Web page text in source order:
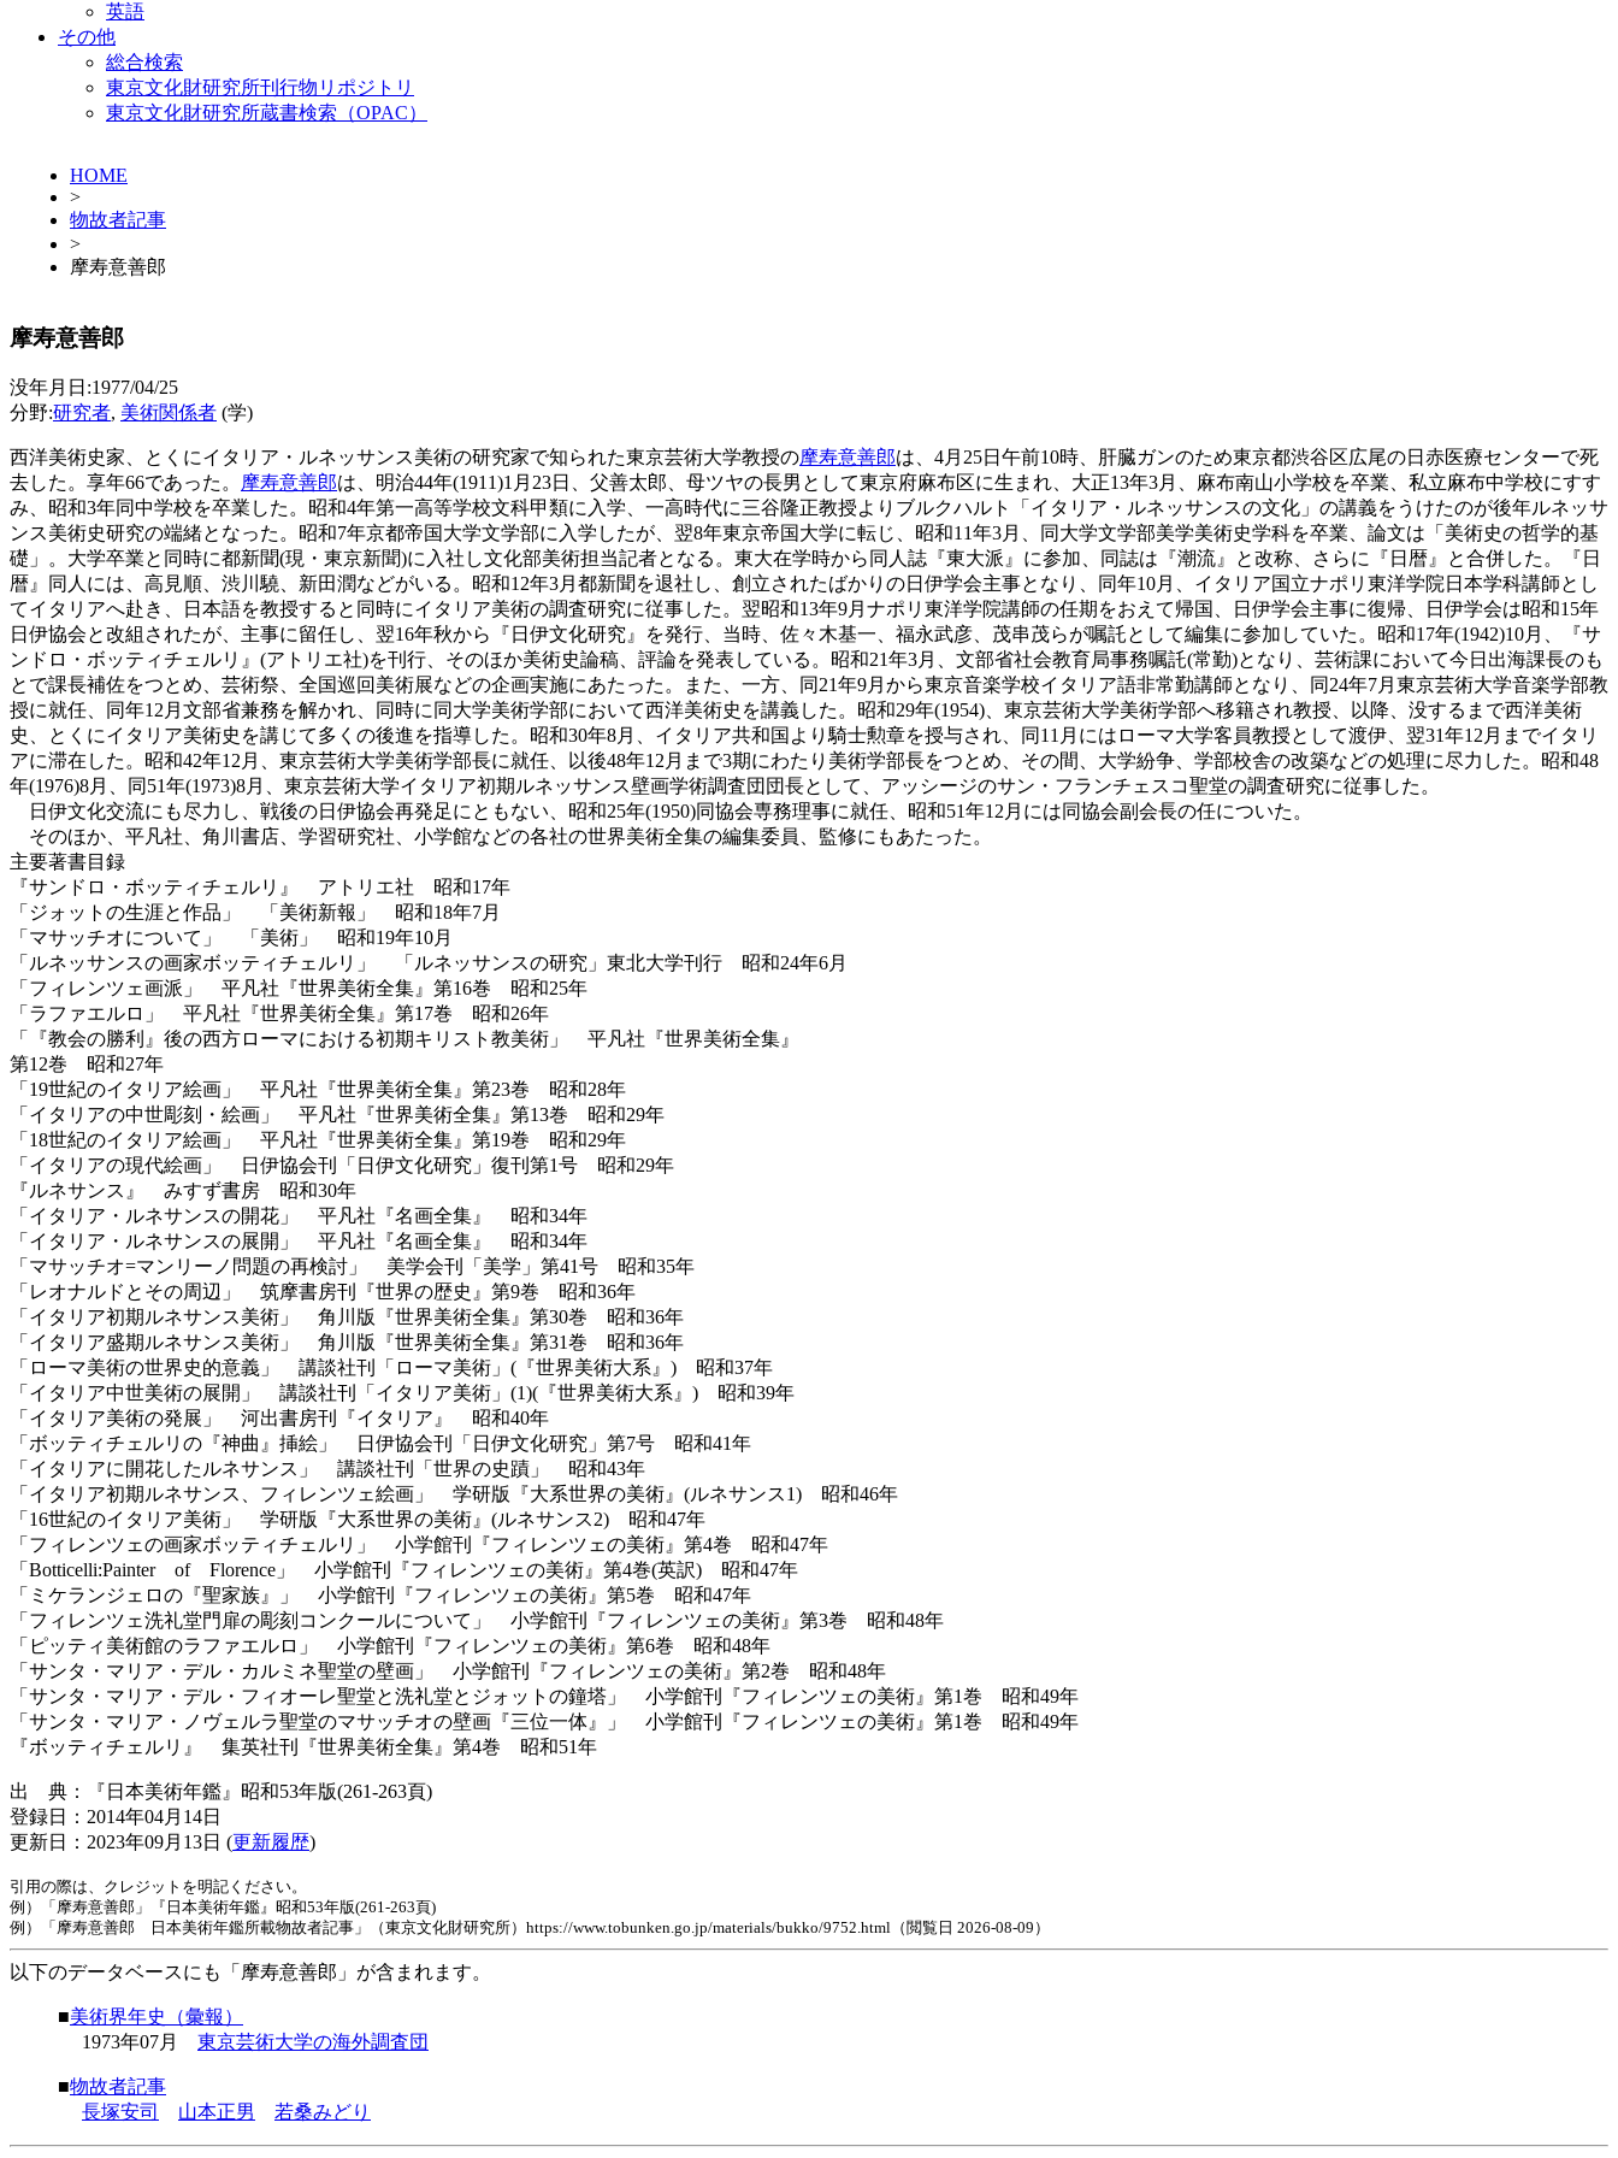
英語
その他
総合検索
東京文化財研究所刊行物リポジトリ
東京文化財研究所蔵書検索（OPAC）
HOME
>
物故者記事
>
摩寿意善郎
摩寿意善郎
没年月日:1977/04/25
分野:研究者, 美術関係者 (学)
西洋美術史家、とくにイタリア・ルネッサンス美術の研究家で知られた東京芸術大学教授の摩寿意善郎は、4月25日午前10時、肝臓ガンのため東京都渋谷区広尾の日赤医療センターで死
去した。享年66であった。
摩寿意善郎は、明治44年(1911)1月23日、父善太郎、母ツヤの長男として東京府麻布区に生まれ、大正13年3月、麻布南山小学校を卒業、私立麻布中学校にすす
み、昭和3年同中学校を卒業した。昭和4年第一高等学校文科甲類に入学、一高時代に三谷隆正教授よりブルクハルト「イタリア・ルネッサンスの文化」の講義をうけたのが後年ルネッサ
ンス美術史研究の端緒となった。昭和7年京都帝国大学文学部に入学したが、翌8年東京帝国大学に転じ、昭和11年3月、同大学文学部美学美術史学科を卒業、論文は「美術史の哲学的基
礎」。大学卒業と同時に都新聞(現・東京新聞)に入社し文化部美術担当記者となる。東大在学時から同人誌『東大派』に参加、同誌は『潮流』と改称、さらに『日暦』と合併した。『日
暦』同人には、高見順、渋川驍、新田潤などがいる。昭和12年3月都新聞を退社し、創立されたばかりの日伊学会主事となり、同年10月、イタリア国立ナポリ東洋学院日本学科講師とし
てイタリアへ赴き、日本語を教授すると同時にイタリア美術の調査研究に従事した。翌昭和13年9月ナポリ東洋学院講師の任期をおえて帰国、日伊学会主事に復帰、日伊学会は昭和15年
日伊協会と改組されたが、主事に留任し、翌16年秋から『日伊文化研究』を発行、当時、佐々木基一、福永武彦、茂串茂らが嘱託として編集に参加していた。昭和17年(1942)10月、『サ
ンドロ・ボッティチェルリ』(アトリエ社)を刊行、そのほか美術史論稿、評論を発表している。昭和21年3月、文部省社会教育局事務嘱託(常勤)となり、芸術課において今日出海課長のも
とで課長補佐をつとめ、芸術祭、全国巡回美術展などの企画実施にあたった。また、一方、同21年9月から東京音楽学校イタリア語非常勤講師となり、同24年7月東京芸術大学音楽学部教
授に就任、同年12月文部省兼務を解かれ、同時に同大学美術学部において西洋美術史を講義した。昭和29年(1954)、東京芸術大学美術学部へ移籍され教授、以降、没するまで西洋美術
史、とくにイタリア美術史を講じて多くの後進を指導した。昭和30年8月、イタリア共和国より騎士勲章を授与され、同11月にはローマ大学客員教授として渡伊、翌31年12月までイタリ
アに滞在した。昭和42年12月、東京芸術大学美術学部長に就任、以後48年12月まで3期にわたり美術学部長をつとめ、その間、大学紛争、学部校舎の改築などの処理に尽力した。昭和48
年(1976)8月、同51年(1973)8月、東京芸術大学イタリア初期ルネッサンス壁画学術調査団団長として、アッシージのサン・フランチェスコ聖堂の調査研究に従事した。
日伊文化交流にも尽力し、戦後の日伊協会再発足にともない、昭和25年(1950)同協会専務理事に就任、昭和51年12月には同協会副会長の任についた。
そのほか、平凡社、角川書店、学習研究社、小学館などの各社の世界美術全集の編集委員、監修にもあたった。
主要著書目録
『サンドロ・ボッティチェルリ』 アトリエ社 昭和17年
「ジォットの生涯と作品」 「美術新報」 昭和18年7月
「マサッチオについて」 「美術」 昭和19年10月
「ルネッサンスの画家ボッティチェルリ」 「ルネッサンスの研究」東北大学刊行 昭和24年6月
「フィレンツェ画派」 平凡社『世界美術全集』第16巻 昭和25年
「ラファエルロ」 平凡社『世界美術全集』第17巻 昭和26年
「『教会の勝利』後の西方ローマにおける初期キリスト教美術」 平凡社『世界美術全集』
第12巻 昭和27年
「19世紀のイタリア絵画」 平凡社『世界美術全集』第23巻 昭和28年
「イタリアの中世彫刻・絵画」 平凡社『世界美術全集』第13巻 昭和29年
「18世紀のイタリア絵画」 平凡社『世界美術全集』第19巻 昭和29年
「イタリアの現代絵画」 日伊協会刊「日伊文化研究」復刊第1号 昭和29年
『ルネサンス』 みすず書房 昭和30年
「イタリア・ルネサンスの開花」 平凡社『名画全集』 昭和34年
「イタリア・ルネサンスの展開」 平凡社『名画全集』 昭和34年
「マサッチオ=マンリーノ問題の再検討」 美学会刊「美学」第41号 昭和35年
「レオナルドとその周辺」 筑摩書房刊『世界の歴史』第9巻 昭和36年
「イタリア初期ルネサンス美術」 角川版『世界美術全集』第30巻 昭和36年
「イタリア盛期ルネサンス美術」 角川版『世界美術全集』第31巻 昭和36年
「ローマ美術の世界史的意義」 講談社刊「ローマ美術」(『世界美術大系』) 昭和37年
「イタリア中世美術の展開」 講談社刊「イタリア美術」(1)(『世界美術大系』) 昭和39年
「イタリア美術の発展」 河出書房刊『イタリア』 昭和40年
「ボッティチェルリの『神曲』挿絵」 日伊協会刊「日伊文化研究」第7号 昭和41年
「イタリアに開花したルネサンス」 講談社刊「世界の史蹟」 昭和43年
「イタリア初期ルネサンス、フィレンツェ絵画」 学研版『大系世界の美術』(ルネサンス1) 昭和46年
「16世紀のイタリア美術」 学研版『大系世界の美術』(ルネサンス2) 昭和47年
「フィレンツェの画家ボッティチェルリ」 小学館刊『フィレンツェの美術』第4巻 昭和47年
「Botticelli:Painter of Florence」 小学館刊『フィレンツェの美術』第4巻(英訳) 昭和47年
「ミケランジェロの『聖家族』」 小学館刊『フィレンツェの美術』第5巻 昭和47年
「フィレンツェ洗礼堂門扉の彫刻コンクールについて」 小学館刊『フィレンツェの美術』第3巻 昭和48年
「ピッティ美術館のラファエルロ」 小学館刊『フィレンツェの美術』第6巻 昭和48年
「サンタ・マリア・デル・カルミネ聖堂の壁画」 小学館刊『フィレンツェの美術』第2巻 昭和48年
「サンタ・マリア・デル・フィオーレ聖堂と洗礼堂とジォットの鐘塔」 小学館刊『フィレンツェの美術』第1巻 昭和49年
「サンタ・マリア・ノヴェルラ聖堂のマサッチオの壁画『三位一体』」 小学館刊『フィレンツェの美術』第1巻 昭和49年
『ボッティチェルリ』 集英社刊『世界美術全集』第4巻 昭和51年
出 典：『日本美術年鑑』昭和53年版(261-263頁)
登録日：2014年04月14日
更新日：2023年09月13日 (更新履歴)
引用の際は、クレジットを明記ください。
例）「摩寿意善郎」『日本美術年鑑』昭和53年版(261-263頁)
例）「摩寿意善郎 日本美術年鑑所載物故者記事」（東京文化財研究所）https://www.tobunken.go.jp/materials/bukko/9752.html（閲覧日 2026-08-09）
以下のデータベースにも「摩寿意善郎」が含まれます。
■美術界年史（彙報）
1973年07月 東京芸術大学の海外調査団
■物故者記事
長塚安司
山本正男 若桑みどり